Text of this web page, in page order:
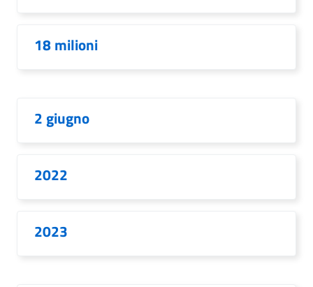
18 milioni
2 giugno
2022
2023